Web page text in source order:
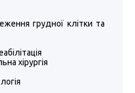
грудної клітки та
хірургія